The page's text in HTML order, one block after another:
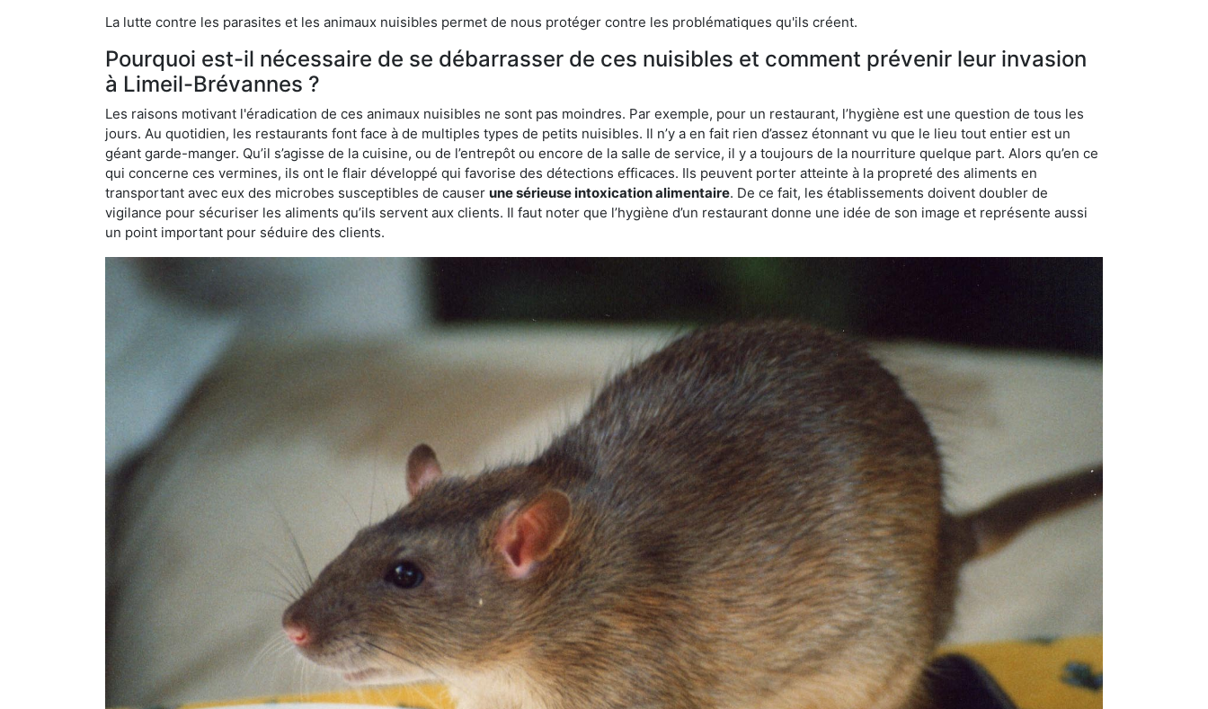
La lutte contre les parasites et les animaux nuisibles permet de nous protéger contre les problématiques qu'ils créent.
Pourquoi est-il nécessaire de se débarrasser de ces nuisibles et comment prévenir leur invasion
à Limeil-Brévannes ?
Les raisons motivant l'éradication de ces animaux nuisibles ne sont pas moindres. Par exemple, pour un restaurant, l’hygiène est une question de tous les
jours. Au quotidien, les restaurants font face à de multiples types de petits nuisibles. Il n’y a en fait rien d’assez étonnant vu que le lieu tout entier est un
géant garde-manger. Qu’il s’agisse de la cuisine, ou de l’entrepôt ou encore de la salle de service, il y a toujours de la nourriture quelque part. Alors qu’en ce
qui concerne ces vermines, ils ont le flair développé qui favorise des détections efficaces. Ils peuvent porter atteinte à la propreté des aliments en
transportant avec eux des microbes susceptibles de causer une sérieuse intoxication alimentaire. De ce fait, les établissements doivent doubler de
vigilance pour sécuriser les aliments qu’ils servent aux clients. Il faut noter que l’hygiène d’un restaurant donne une idée de son image et représente aussi
un point important pour séduire des clients.